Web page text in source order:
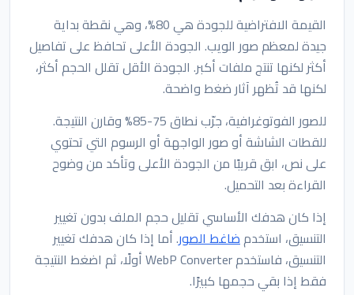
القيمة الافتراضية للجودة هي 80%، وهي نقطة بداية
جيدة لمعظم صور الويب. الجودة الأعلى تحافظ على تفاصيل
أكثر لكنها تنتج ملفات أكبر. الجودة الأقل تقلل الحجم أكثر،
لكنها قد تُظهر آثار ضغط واضحة.
للصور الفوتوغرافية، جرّب نطاق 75-85% وقارن النتيجة.
للقطات الشاشة أو صور الواجهة أو الرسوم التي تحتوي
على نص، ابق قريبًا من الجودة الأعلى وتأكد من وضوح
القراءة بعد التحميل.
إذا كان هدفك الأساسي تقليل حجم الملف بدون تغيير
التنسيق، استخدمضاغط الصور. أما إذا كان هدفك تغيير
التنسيق، فاستخدم WebP Converter أولًا، ثم اضغط النتيجة
فقط إذا بقي حجمها كبيرًا.